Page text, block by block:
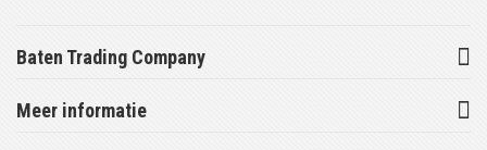
Baten Trading Company
Meer informatie